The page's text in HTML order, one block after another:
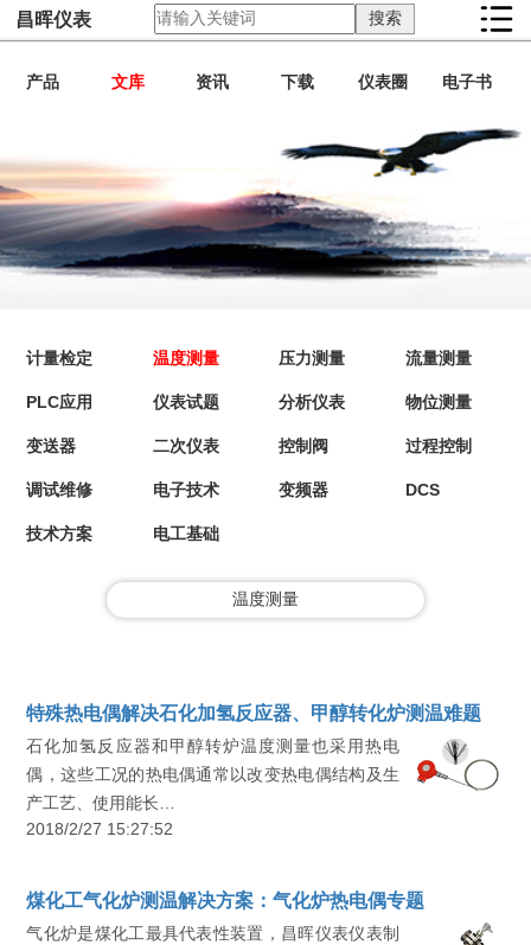
昌晖仪表
产品 文库 资讯 下载 仪表圈 电子书
计量检定 温度测量 压力测量 流量测量
PLC应用 仪表试题 分析仪表 物位测量
变送器 二次仪表 控制阀 过程控制
调试维修 电子技术 变频器 DCS
技术方案 电工基础
温度测量
特殊热电偶解决石化加氢反应器、甲醇转化炉测温难题
石化加氢反应器和甲醇转炉温度测量也采用热电
偶，这些工况的热电偶通常以改变热电偶结构及生
产工艺、使用能长…
2018/2/27 15:27:52
煤化工气化炉测温解决方案：气化炉热电偶专题
气化炉是煤化工最具代表性装置，昌晖仪表仪表制